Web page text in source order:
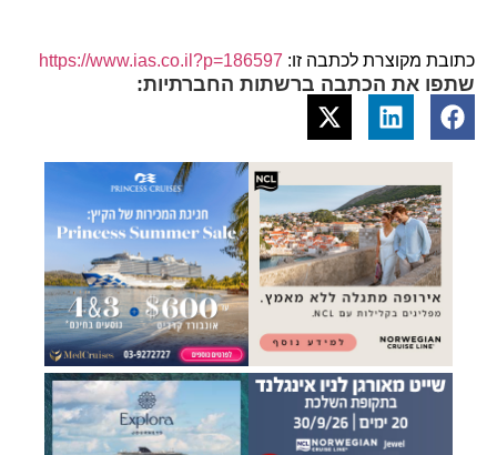
כתובת מקוצרת לכתבה זו: https://www.ias.co.il?p=186597
שתפו את הכתבה ברשתות החברתיות: